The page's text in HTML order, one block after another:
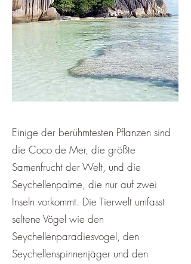
Einige der berühmtesten Pflanzen sind
die Coco de Mer, die größte
Samenfrucht der Welt, und die
Seychellenpalme, die nur auf zwei
Inseln vorkommt. Die Tierwelt umfasst
seltene Vögel wie den
Seychellenparadiesvogel, den
Seychellenspinnenjäger und den